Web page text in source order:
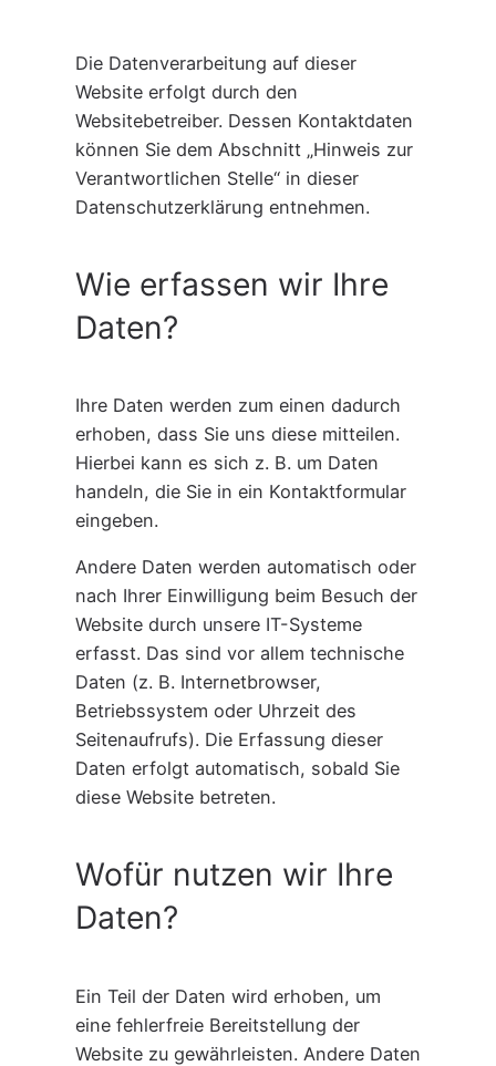
Die Datenverarbeitung auf dieser
Website erfolgt durch den
Websitebetreiber. Dessen Kontaktdaten
können Sie dem Abschnitt „Hinweis zur
Verantwortlichen Stelle“ in dieser
Datenschutzerklärung entnehmen.
Wie erfassen wir Ihre
Daten?
Ihre Daten werden zum einen dadurch
erhoben, dass Sie uns diese mitteilen.
Hierbei kann es sich z. B. um Daten
handeln, die Sie in ein Kontaktformular
eingeben.
Andere Daten werden automatisch oder
nach Ihrer Einwilligung beim Besuch der
Website durch unsere IT-Systeme
erfasst. Das sind vor allem technische
Daten (z. B. Internetbrowser,
Betriebssystem oder Uhrzeit des
Seitenaufrufs). Die Erfassung dieser
Daten erfolgt automatisch, sobald Sie
diese Website betreten.
Wofür nutzen wir Ihre
Daten?
Ein Teil der Daten wird erhoben, um
eine fehlerfreie Bereitstellung der
Website zu gewährleisten. Andere Daten